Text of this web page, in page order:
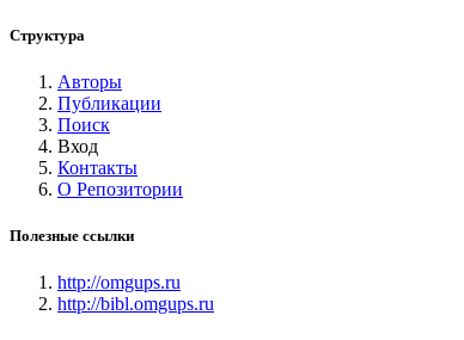
Структура
Авторы
Публикации
Поиск
Вход
Контакты
О Репозитории
Полезные ссылки
http://omgups.ru
http://bibl.omgups.ru